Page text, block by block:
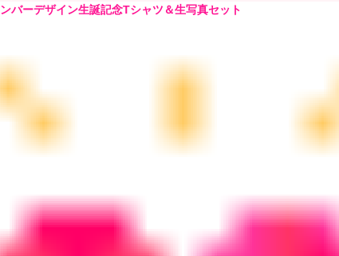
ンバーデザイン生誕記念Tシャツ＆生写真セット